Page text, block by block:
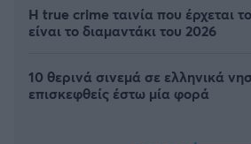
Η true crime ταινία που έρχεται
είναι το διαμαντάκι του 2026
10 θερινά σινεμά σε ελληνικά
επισκεφθείς έστω μία φορά